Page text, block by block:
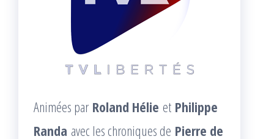
Animées par Roland Hélie et Philippe
Randa avec les chroniques de Pierre de